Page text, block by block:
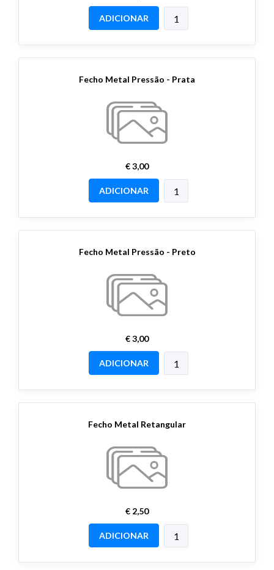
ADICIONAR
Fecho Metal Pressão - Prata
€ 3,00
ADICIONAR
Fecho Metal Pressão - Preto
€ 3,00
ADICIONAR
Fecho Metal Retangular
€ 2,50
ADICIONAR